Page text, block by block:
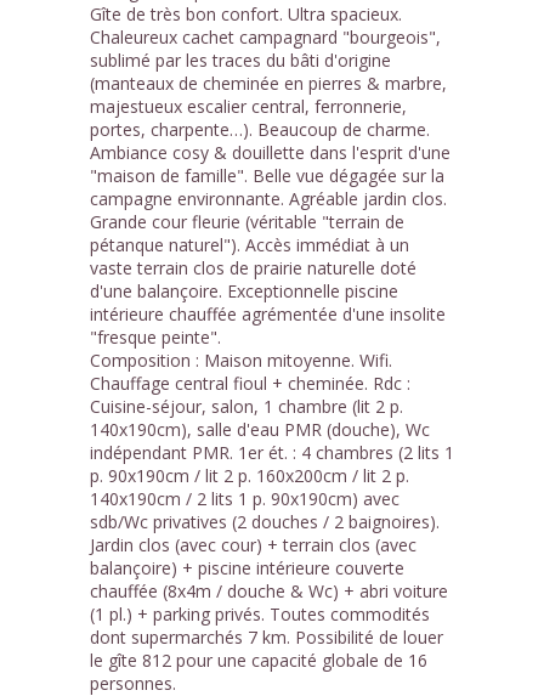
Gîte de très bon confort. Ultra spacieux.
Chaleureux cachet campagnard "bourgeois",
sublimé par les traces du bâti d'origine
(manteaux de cheminée en pierres & marbre,
majestueux escalier central, ferronnerie,
portes, charpente…). Beaucoup de charme.
Ambiance cosy & douillette dans l'esprit d'une
"maison de famille". Belle vue dégagée sur la
campagne environnante. Agréable jardin clos.
Grande cour fleurie (véritable "terrain de
pétanque naturel"). Accès immédiat à un
vaste terrain clos de prairie naturelle doté
d'une balançoire. Exceptionnelle piscine
intérieure chauffée agrémentée d'une insolite
"fresque peinte".
Composition : Maison mitoyenne. Wifi.
Chauffage central fioul + cheminée. Rdc :
Cuisine-séjour, salon, 1 chambre (lit 2 p.
140x190cm), salle d'eau PMR (douche), Wc
indépendant PMR. 1er ét. : 4 chambres (2 lits 1
p. 90x190cm / lit 2 p. 160x200cm / lit 2 p.
140x190cm / 2 lits 1 p. 90x190cm) avec
sdb/Wc privatives (2 douches / 2 baignoires).
Jardin clos (avec cour) + terrain clos (avec
balançoire) + piscine intérieure couverte
chauffée (8x4m / douche & Wc) + abri voiture
(1 pl.) + parking privés. Toutes commodités
dont supermarchés 7 km. Possibilité de louer
le gîte 812 pour une capacité globale de 16
personnes.